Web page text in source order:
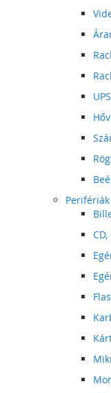
Perifériák